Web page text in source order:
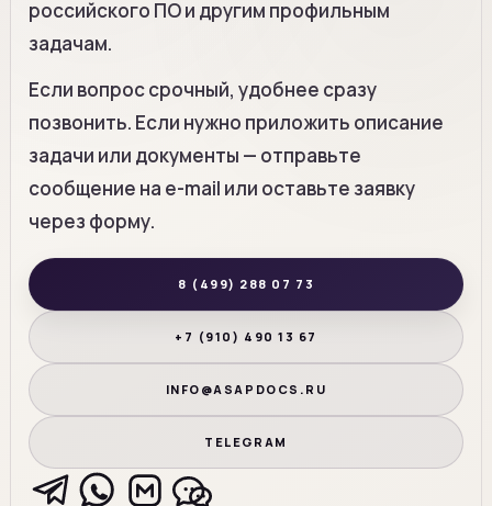
российского ПО и другим профильным
задачам.
Если вопрос срочный, удобнее сразу
позвонить. Если нужно приложить описание
задачи или документы — отправьте
сообщение на e-mail или оставьте заявку
через форму.
8 (499) 288 07 73
+7 (910) 490 13 67
INFO@ASAPDOCS.RU
TELEGRAM